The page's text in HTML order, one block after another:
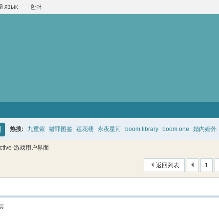
язык 한어
搜
热搜: 九重紫 猎罪图鉴 莲花楼 永夜星河 boom library boom one 婚内婚外
游戏用户界面
1
返回列表